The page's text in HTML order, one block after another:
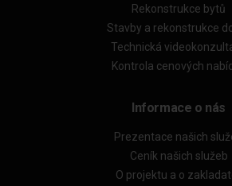
Rekonstrukce bytů
Stavby a rekonstrukce
Technická
Kontrola cenových
Informace o nás
Prezentace našich
Ceník našich služeb
O projektu a o